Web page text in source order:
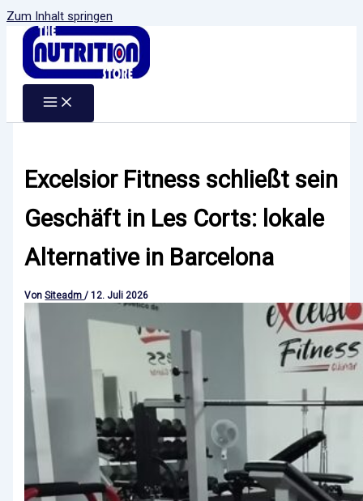
Zum Inhalt springen
Excelsior Fitness schließt sein
Geschäft in Les Corts: lokale
Alternative in Barcelona
VonSiteadm/12. Juli 2026